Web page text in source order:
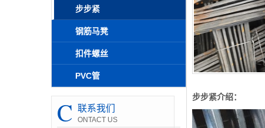
步步紧
钢筋马凳
扣件螺丝
PVC管
C 联系我们
ONTACT US
步步紧介绍：